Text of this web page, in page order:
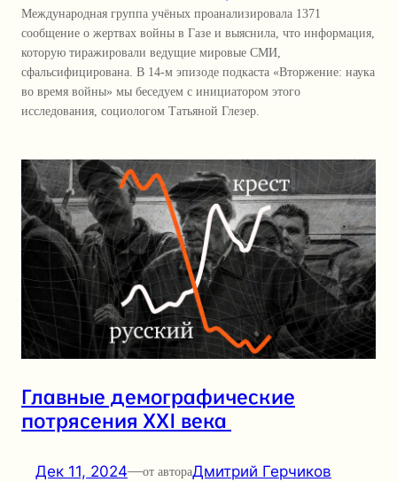
Международная группа учёных проанализировала 1371
сообщение о жертвах войны в Газе и выяснила, что информация,
которую тиражировали ведущие мировые СМИ,
сфальсифицирована. В 14-м эпизоде подкаста «Вторжение: наука
во время войны» мы беседуем с инициатором этого
исследования, социологом Татьяной Глезер.
Главные демографические
потрясения XXI века
Дек 11, 2024—от автораДмитрий Герчиков